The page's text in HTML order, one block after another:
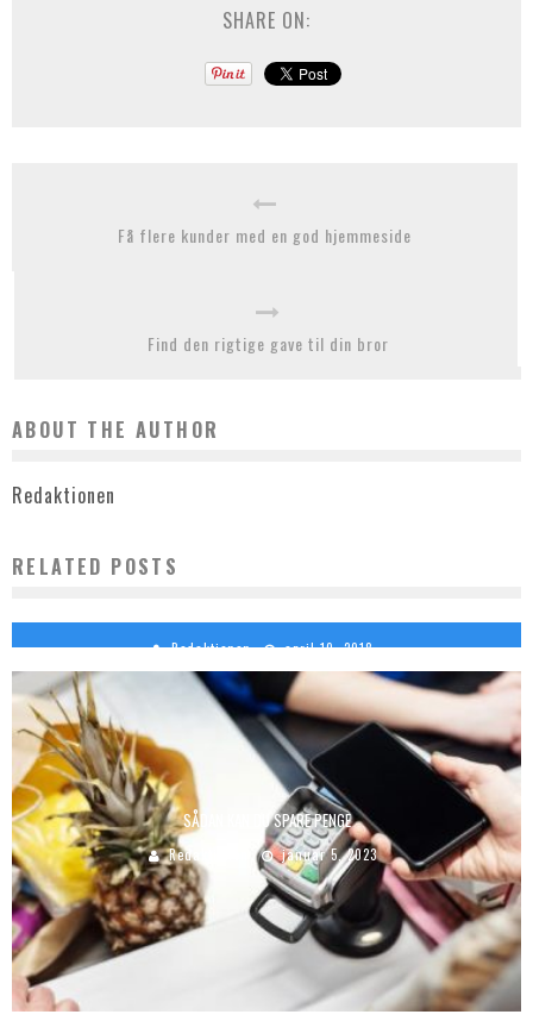
SHARE ON:
Få flere kunder med en god hjemmeside
Find den rigtige gave til din bror
ABOUT THE AUTHOR
Redaktionen
RELATED POSTS
Redaktionen april 10, 2018
SÅDAN KAN DU SPARE PENGE
Redaktionen januar 5, 2023